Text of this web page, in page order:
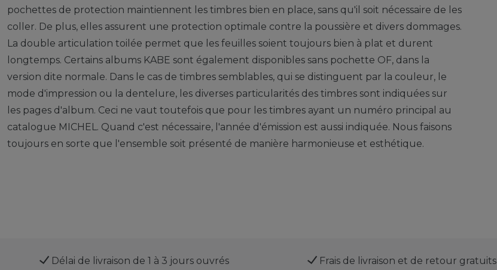
pochettes de protection maintiennent les timbres bien en place, sans qu'il soit nécessaire de les
coller. De plus, elles assurent une protection optimale contre la poussière et divers dommages.
La double articulation toilée permet que les feuilles soient toujours bien à plat et durent
longtemps. Certains albums KABE sont également disponibles sans pochette OF, dans la
version dite normale. Dans le cas de timbres semblables, qui se distinguent par la couleur, le
mode d'impression ou la dentelure, les diverses particularités des timbres sont indiquées sur
les pages d'album. Ceci ne vaut toutefois que pour les timbres ayant un numéro principal au
catalogue MICHEL. Quand c'est nécessaire, l'année d'émission est aussi indiquée. Nous faisons
toujours en sorte que l'ensemble soit présenté de manière harmonieuse et esthétique.
Délai de livraison de 1 à 3 jours ouvrés Frais de livraison et de retour gratuits